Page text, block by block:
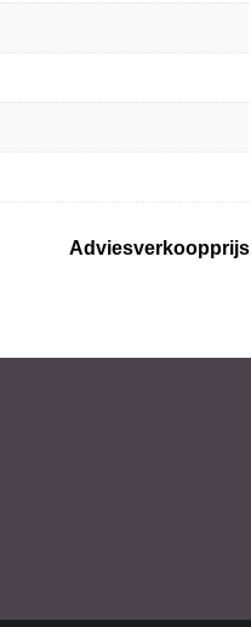
Adviesverkoopprijs